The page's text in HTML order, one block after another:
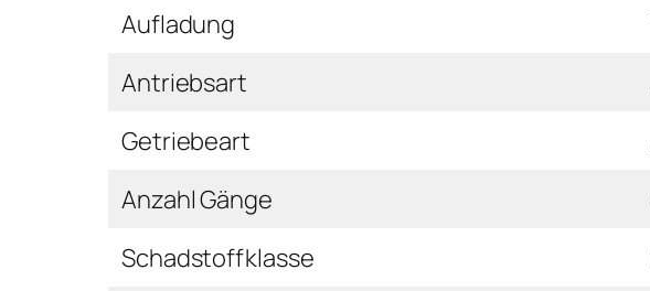
Aufladung
Antriebsart
Getriebeart
Anzahl Gänge
Schadstoffklasse